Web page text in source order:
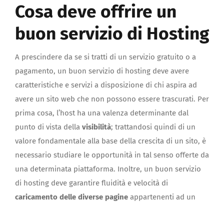
Cosa deve offrire un
buon servizio di Hosting
A prescindere da se si tratti di un servizio gratuito o a
pagamento, un buon servizio di hosting deve avere
caratteristiche e servizi a disposizione di chi aspira ad
avere un sito web che non possono essere trascurati. Per
prima cosa, l’host ha una valenza determinante dal
punto di vista della visibilità; trattandosi quindi di un
valore fondamentale alla base della crescita di un sito, è
necessario studiare le opportunità in tal senso offerte da
una determinata piattaforma. Inoltre, un buon servizio
di hosting deve garantire fluidità e velocità di
caricamento delle diverse pagine appartenenti ad un